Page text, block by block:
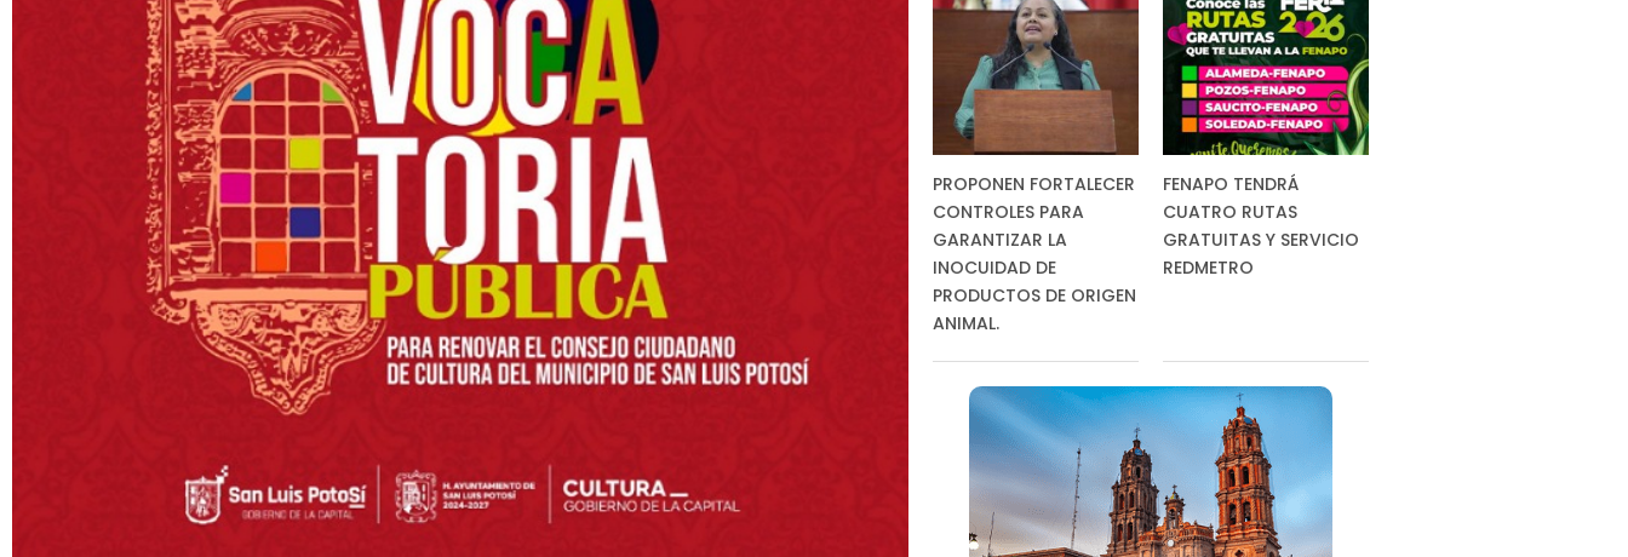
PROPONEN FORTALECER
CONTROLES PARA
GARANTIZAR LA
INOCUIDAD DE
PRODUCTOS DE ORIGEN
ANIMAL.
FENAPO TENDRÁ
CUATRO RUTAS
GRATUITAS Y SERVICIO
REDMETRO